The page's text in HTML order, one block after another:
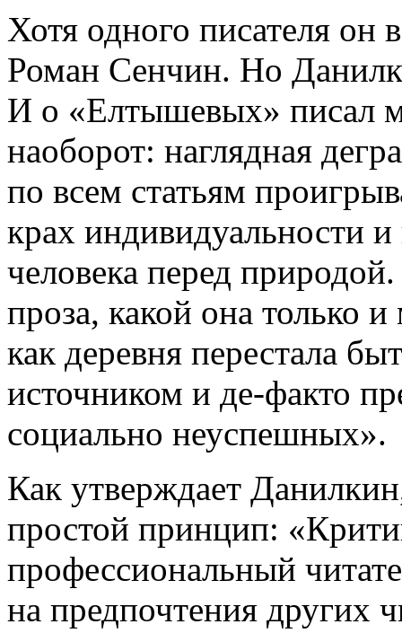
Хотя одного писателя он
Роман Сенчин. Но
И о «Елтышевых» писал
наоборот: наглядная
по всем статьям
крах индивидуальности
человека перед
проза, какой она только
как деревня перестала
источником и де-факто
социально неуспешных».
Как утверждает
простой принцип:
профессиональный
на предпочтения других